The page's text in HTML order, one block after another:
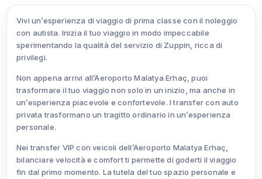
Vivi un’esperienza di viaggio di prima classe con il noleggio
con autista. Inizia il tuo viaggio in modo impeccabile
sperimentando la qualità del servizio di Zuppin, ricca di
privilegi.
Non appena arrivi all’Aeroporto Malatya Erhaç, puoi
trasformare il tuo viaggio non solo in un inizio, ma anche in
un’esperienza piacevole e confortevole. I transfer con auto
privata trasformano un tragitto ordinario in un’esperienza
personale.
Nei transfer VIP con veicoli dell’Aeroporto Malatya Erhaç,
bilanciare velocità e comfort ti permette di goderti il viaggio
fin dal primo momento. La tutela del tuo spazio personale e